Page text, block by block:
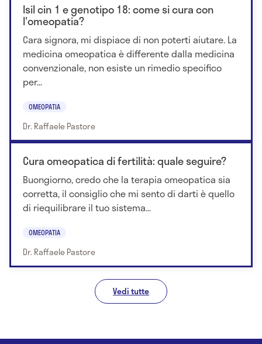
Isil cin 1 e genotipo 18: come si cura con
l'omeopatia?
Cara signora, mi dispiace di non poterti aiutare. La
medicina omeopatica è differente dalla medicina
convenzionale, non esiste un rimedio specifico
per...
OMEOPATIA
Dr. Raffaele Pastore
Cura omeopatica di fertilità: quale seguire?
Buongiorno, credo che la terapia omeopatica sia
corretta, il consiglio che mi sento di darti è quello
di riequilibrare il tuo sistema...
OMEOPATIA
Dr. Raffaele Pastore
Vedi tutte